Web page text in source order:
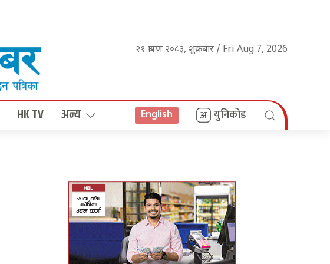
२१ श्रावण २०८३, शुक्रबार / Fri Aug 7, 2026
HK TV अन्य English युनिकोड